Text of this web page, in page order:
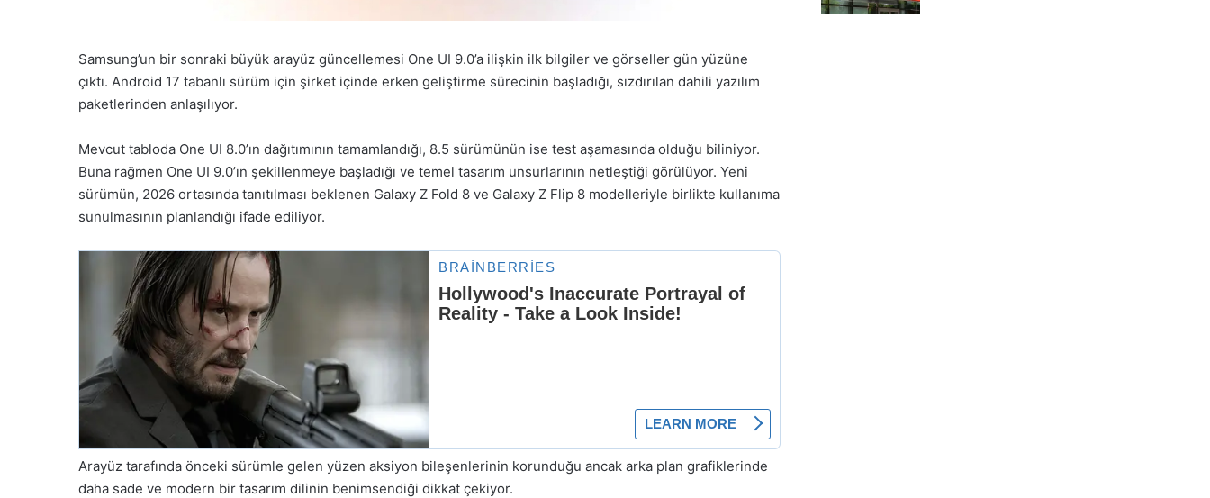
Samsung’un bir sonraki büyük arayüz güncellemesi One UI 9.0’a ilişkin ilk bilgiler ve görseller gün yüzüne
çıktı. Android 17 tabanlı sürüm için şirket içinde erken geliştirme sürecinin başladığı, sızdırılan dahili yazılım
paketlerinden anlaşılıyor.
Mevcut tabloda One UI 8.0’ın dağıtımının tamamlandığı, 8.5 sürümünün ise test aşamasında olduğu biliniyor.
Buna rağmen One UI 9.0’ın şekillenmeye başladığı ve temel tasarım unsurlarının netleştiği görülüyor. Yeni
sürümün, 2026 ortasında tanıtılması beklenen Galaxy Z Fold 8 ve Galaxy Z Flip 8 modelleriyle birlikte kullanıma
sunulmasının planlandığı ifade ediliyor.
Arayüz tarafında önceki sürümle gelen yüzen aksiyon bileşenlerinin korunduğu ancak arka plan grafiklerinde
daha sade ve modern bir tasarım dilinin benimsendiği dikkat çekiyor.